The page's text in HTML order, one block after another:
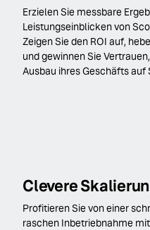
Erzielen Sie messbare
Leistungseinblicken von
Zeigen Sie den ROI auf,
und gewinnen Sie
Ausbau ihres Geschäfts auf
Clevere
Profitieren Sie von einer
raschen Inbetriebnahme